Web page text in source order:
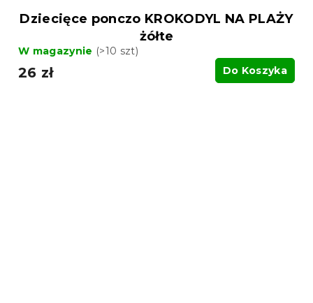
Dziecięce ponczo KROKODYL NA PLAŻY
żółte
W magazynie (>10 szt)
26 zł Do Koszyka